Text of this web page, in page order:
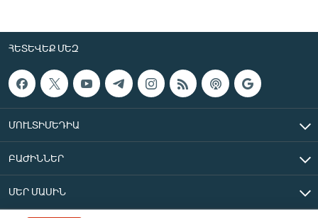
ՀԵՏԵՎԵՔ ՄԵԶ
ՄՈՒԼՏԻՄԵԴԻԱ
ԲԱԺԻՆՆԵՐ
ՄԵՐ ՄԱՍԻՆ